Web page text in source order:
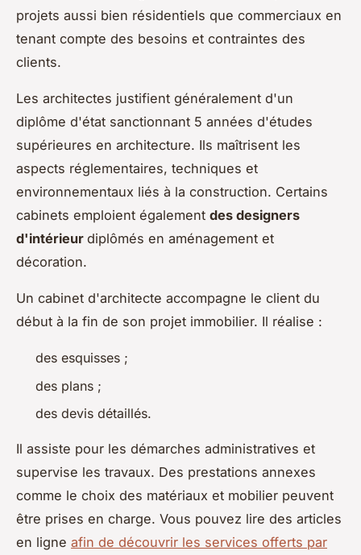
projets aussi bien résidentiels que commerciaux en
tenant compte des besoins et contraintes des
clients.
Les architectes justifient généralement d'un
diplôme d'état sanctionnant 5 années d'études
supérieures en architecture. Ils maîtrisent les
aspects réglementaires, techniques et
environnementaux liés à la construction. Certains
cabinets emploient également des designers
d'intérieur diplômés en aménagement et
décoration.
Un cabinet d'architecte accompagne le client du
début à la fin de son projet immobilier. Il réalise :
des esquisses ;
des plans ;
des devis détaillés.
Il assiste pour les démarches administratives et
supervise les travaux. Des prestations annexes
comme le choix des matériaux et mobilier peuvent
être prises en charge. Vous pouvez lire des articles
en ligne afin de découvrir les services offerts par